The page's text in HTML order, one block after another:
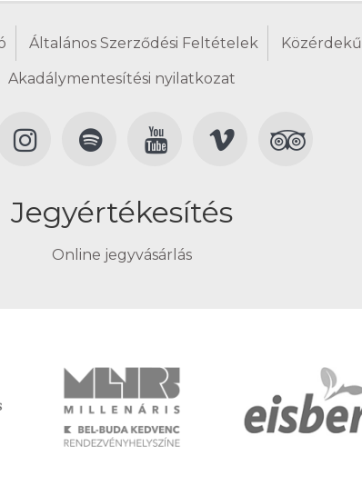
Általános Szerződési Feltételek
Akadálymentesítési nyilatkozat
Jegyértékesítés
Online jegyvásárlás